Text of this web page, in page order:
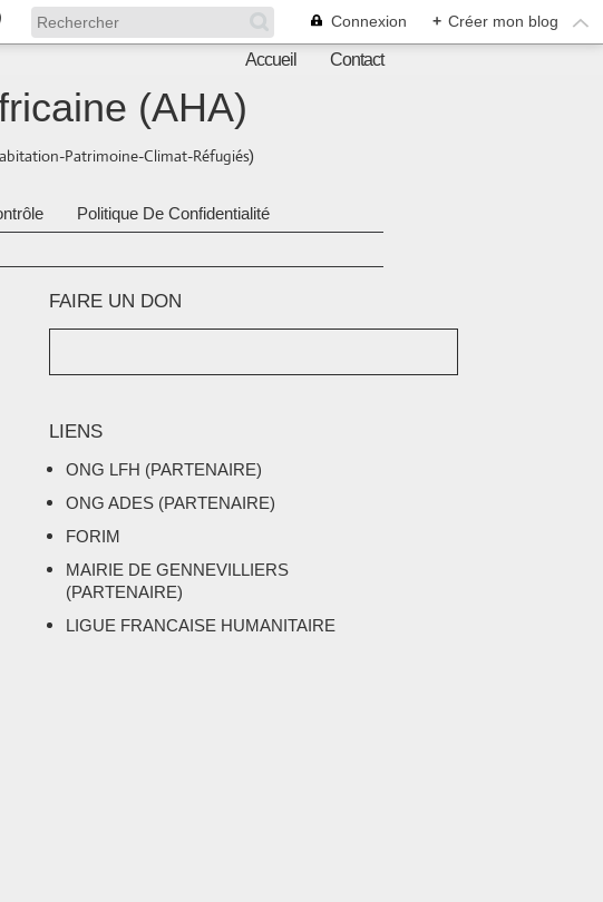
Connexion + Créer mon blog
Accueil Contact
(AHA)
Patrimoine-Climat-Réfugiés)
Politique De Confidentialité
FAIRE UN DON
LIENS
ONG LFH (PARTENAIRE)
ONG ADES (PARTENAIRE)
FORIM
MAIRIE DE GENNEVILLIERS
(PARTENAIRE)
LIGUE FRANCAISE HUMANITAIRE